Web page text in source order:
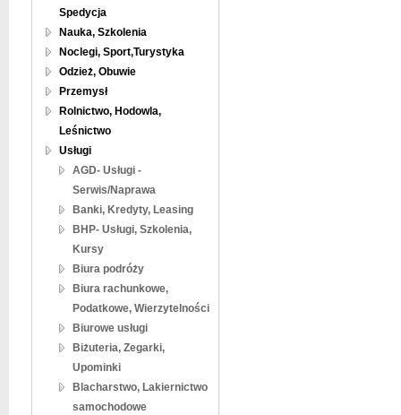
Spedycja
Nauka, Szkolenia
Noclegi, Sport,Turystyka
Odzież, Obuwie
Przemysł
Rolnictwo, Hodowla,
Leśnictwo
Usługi
AGD- Usługi -
Serwis/Naprawa
Banki, Kredyty, Leasing
BHP- Usługi, Szkolenia,
Kursy
Biura podróży
Biura rachunkowe,
Podatkowe, Wierzytelności
Biurowe usługi
Biżuteria, Zegarki,
Upominki
Blacharstwo, Lakiernictwo
samochodowe